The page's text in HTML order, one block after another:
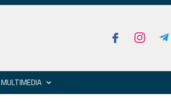
MULTIMEDIA